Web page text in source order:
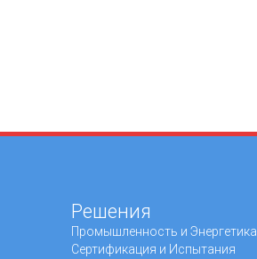
Решения
Промышленность и Энергетика
Сертификация и Испытания